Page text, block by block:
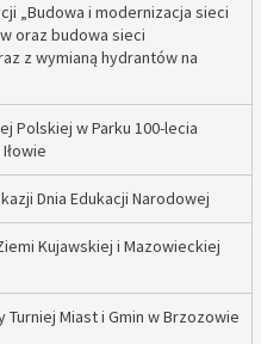
„Budowa i modernizacja sieci
oraz budowa sieci
z wymianą hydrantów na
Polskiej w Parku 100-lecia
Dnia Edukacji Narodowej
Kujawskiej i Mazowieckiej
Miast i Gmin w Brzozowie